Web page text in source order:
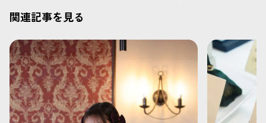
関連記事を見る